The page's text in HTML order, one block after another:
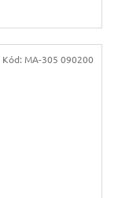
Kód: MA-305 090200